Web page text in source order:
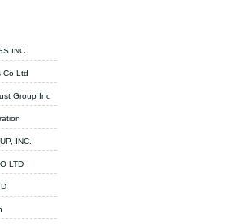
INC
Co Ltd
Group Inc
INC.
LTD